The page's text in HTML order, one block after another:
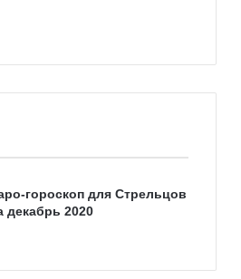
гороскоп для Стрельцов
декабрь 2020